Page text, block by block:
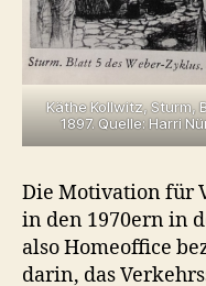
Käthe Kollwitz, Sturm,
1897. Quelle: Harri
Die Motivation für
in den 1970ern in
also Homeoffice
darin, das